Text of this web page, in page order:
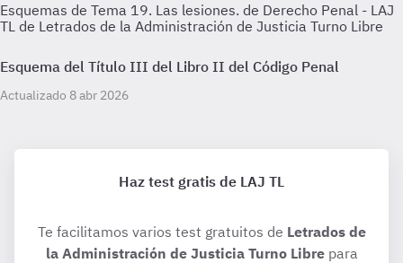
Esquemas de Tema 19. Las lesiones. de Derecho Penal - LAJ
TL de Letrados de la Administración de Justicia Turno Libre
Esquema del Título III del Libro II del Código Penal
Actualizado 8 abr 2026
Haz test gratis de LAJ TL
Te facilitamos varios test gratuitos de Letrados de
la Administración de Justicia Turno Librepara